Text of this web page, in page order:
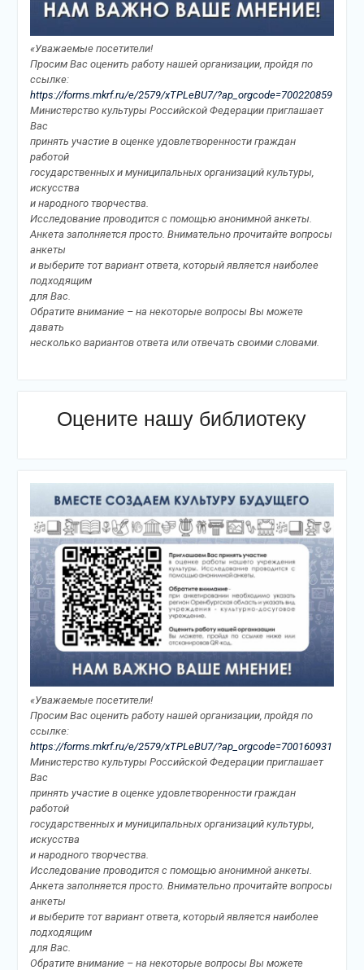
«Уважаемые посетители!
Просим Вас оценить работу нашей организации, пройдя по
ссылке:
https://forms.mkrf.ru/e/2579/xTPLeBU7/?ap_orgcode=700220859
Министерство культуры Российской Федерации приглашает
Вас
принять участие в оценке удовлетворенности граждан
работой
государственных и муниципальных организаций культуры,
искусства
и народного творчества.
Исследование проводится с помощью анонимной анкеты.
Анкета заполняется просто. Внимательно прочитайте вопросы
анкеты
и выберите тот вариант ответа, который является наиболее
подходящим
для Вас.
Обратите внимание – на некоторые вопросы Вы можете
давать
несколько вариантов ответа или отвечать своими словами.
Оцените нашу библиотеку
«Уважаемые посетители!
Просим Вас оценить работу нашей организации, пройдя по
ссылке:
https://forms.mkrf.ru/e/2579/xTPLeBU7/?ap_orgcode=700160931
Министерство культуры Российской Федерации приглашает
Вас
принять участие в оценке удовлетворенности граждан
работой
государственных и муниципальных организаций культуры,
искусства
и народного творчества.
Исследование проводится с помощью анонимной анкеты.
Анкета заполняется просто. Внимательно прочитайте вопросы
анкеты
и выберите тот вариант ответа, который является наиболее
подходящим
для Вас.
Обратите внимание – на некоторые вопросы Вы можете